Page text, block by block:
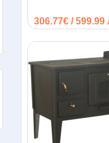
използват
на
Сред
размер на
позволява по-
От каква
Всяка готварска
306.77€ / 599.99